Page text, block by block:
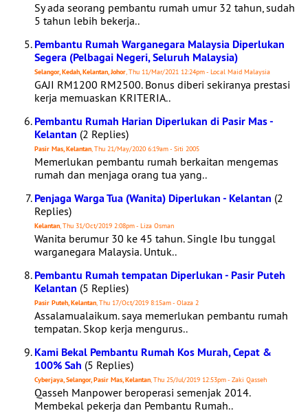
Sy ada seorang pembantu rumah umur 32 tahun, sudah
5 tahun lebih bekerja..
Pembantu Rumah Warganegara Malaysia Diperlukan
Segera (Pelbagai Negeri, Seluruh Malaysia)
Selangor, Kedah, Kelantan, Johor, Thu 11/Mar/2021 12:24pm - Local Maid Malaysia
GAJI RM1200 RM2500. Bonus diberi sekiranya prestasi
kerja memuaskan KRITERIA..
Pembantu Rumah Harian Diperlukan di Pasir Mas -
Kelantan (2 Replies)
Pasir Mas, Kelantan, Thu 21/May/2020 6:19am - Siti 2005
Memerlukan pembantu rumah berkaitan mengemas
rumah dan menjaga orang tua yang..
Penjaga Warga Tua (Wanita) Diperlukan - Kelantan (2
Replies)
Kelantan, Thu 31/Oct/2019 2:08pm - Liza Osman
Wanita berumur 30 ke 45 tahun. Single Ibu tunggal
warganegara Malaysia. Untuk..
Pembantu Rumah tempatan Diperlukan - Pasir Puteh
Kelantan (5 Replies)
Pasir Puteh, Kelantan, Thu 17/Oct/2019 8:15am - Olaza 2
Assalamualaikum. saya memerlukan pembantu rumah
tempatan. Skop kerja mengurus..
Kami Bekal Pembantu Rumah Kos Murah, Cepat &
100% Sah (5 Replies)
Cyberjaya, Selangor, Pasir Mas, Kelantan, Thu 25/Jul/2019 12:53pm - Zaki Qasseh
Qasseh Manpower beroperasi semenjak 2014.
Membekal pekerja dan Pembantu Rumah..